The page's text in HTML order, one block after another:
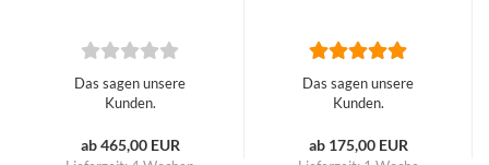
Das sagen unsere
Kunden.
ab 465,00 EUR
Das sagen unsere
Kunden.
ab 175,00 EUR